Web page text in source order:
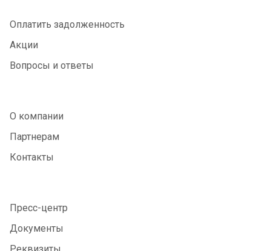
Оплатить задолженность
Акции
Вопросы и ответы
О компании
Партнерам
Контакты
Пресс-центр
Документы